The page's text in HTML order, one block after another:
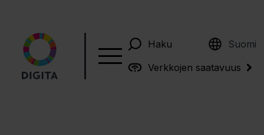
Haku Suomi
English
Verkkojen saatavuus